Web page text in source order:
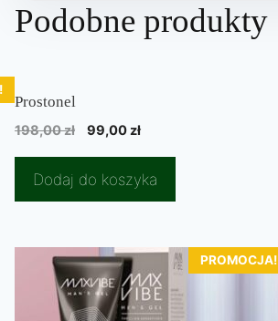
Podobne produkty
Prostonel
198,00zł
Pierwotna
wynosiła:
198,00 zł.
99,00złAktualna
wynosi:
Dodaj do koszyka
PROMOCJA!